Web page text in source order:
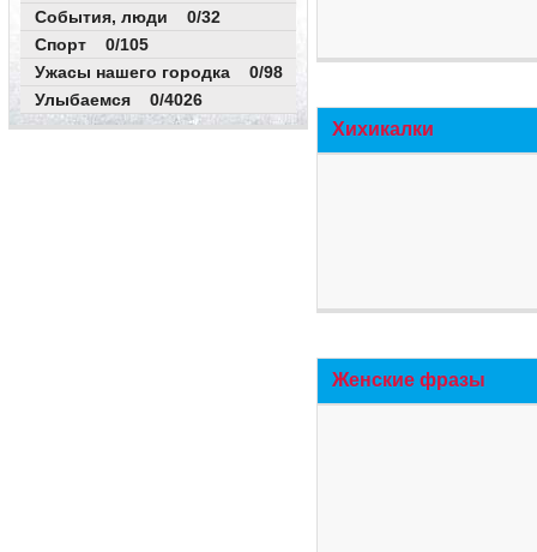
События, люди 0/32
Спорт 0/105
Ужасы нашего городка 0/98
Улыбаемся 0/4026
Хихикалки
Женские фразы